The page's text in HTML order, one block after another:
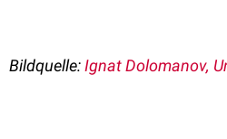
Bildquelle:Ignat Dolomanov,